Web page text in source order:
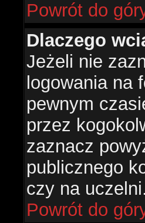
Powrót do
Dlaczego
Jeżeli nie
logowania na
pewnym
przez
zaznacz
publicznego
czy na uczelni.
Powrót do